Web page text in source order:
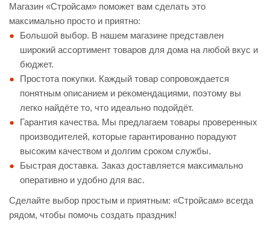
Магазин «Стройсам» поможет вам сделать это
максимально просто и приятно:
Большой выбор. В нашем магазине представлен
широкий ассортимент товаров для дома на любой вкус и
бюджет.
Простота покупки. Каждый товар сопровождается
понятным описанием и рекомендациями, поэтому вы
легко найдёте то, что идеально подойдёт.
Гарантия качества. Мы предлагаем товары проверенных
производителей, которые гарантированно порадуют
высоким качеством и долгим сроком службы.
Быстрая доставка. Заказ доставляется максимально
оперативно и удобно для вас.
Сделайте выбор простым и приятным: «Стройсам» всегда
рядом, чтобы помочь создать праздник!